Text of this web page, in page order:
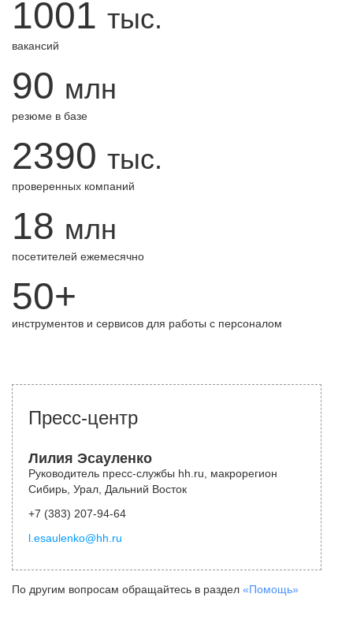
1001 тыс.
вакансий
90 млн
резюме в базе
2390 тыс.
проверенных компаний
18 млн
посетителей ежемесячно
50+
инструментов и сервисов для работы с персоналом
Пресс-центр
Лилия Эсауленко
Руководитель пресс-службы hh.ru, макрорегион
Сибирь, Урал, Дальний Восток
+7 (383) 207-94-64
l.esaulenko@hh.ru
По другим вопросам обращайтесь в раздел «Помощь»